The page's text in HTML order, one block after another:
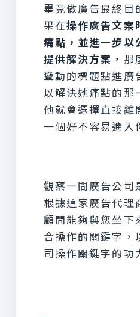
畢竟做廣告最終目
果在操作廣告文案
痛點，並進一步以
提供解決方案 ，
聳動的標題點進廣
以解決她痛點的那
他就會選擇直接離
一個好不容易進入
觀察一間廣告公司
根據這家廣告代理
顧問能夠與您坐下
合操作的關鍵字，
司操作關鍵字的功